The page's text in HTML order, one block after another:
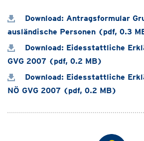
Download: Antragsformular
ausländische Personen (pdf, 0.3
Download: Eidesstattliche
GVG 2007 (pdf, 0.2 MB)
Download: Eidesstattliche
NÖ GVG 2007 (pdf, 0.2 MB)